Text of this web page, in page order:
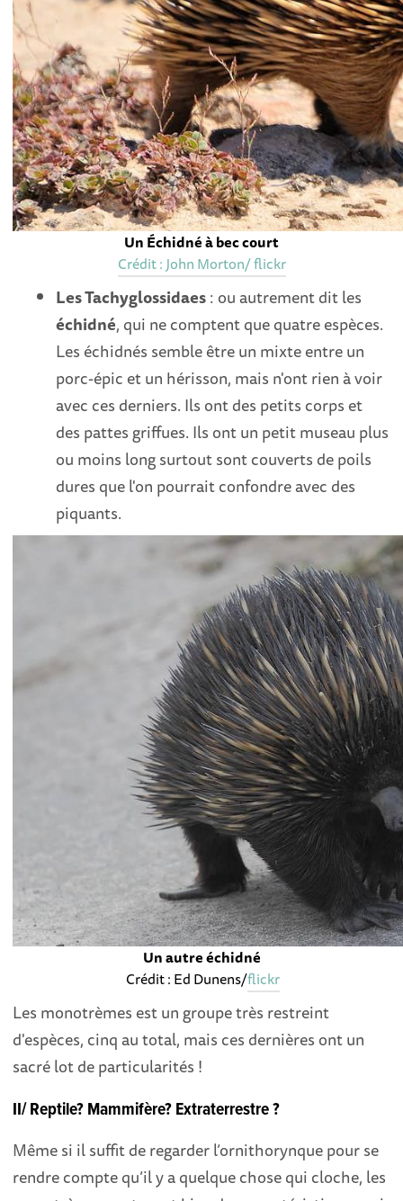
Un Échidné à bec court
Crédit : John Morton/ flickr
Les Tachyglossidaes: ou autrement dit les
échidné, qui ne comptent que quatre espèces.
Les échidnés semble être un mixte entre un
porc-épic et un hérisson, mais n'ont rien à voir
avec ces derniers. Ils ont des petits corps et
des pattes griffues. Ils ont un petit museau plus
ou moins long surtout sont couverts de poils
dures que l'on pourrait confondre avec des
piquants.
Un autre échidné
Crédit : Ed Dunens/flickr
Les monotrèmes est un groupe très restreint
d'espèces, cinq au total, mais ces dernières ont un
sacré lot de particularités !
II/ Reptile? Mammifère? Extraterrestre ?
Même si il suffit de regarder l’ornithorynque pour se
rendre compte qu’il y a quelque chose qui cloche, les